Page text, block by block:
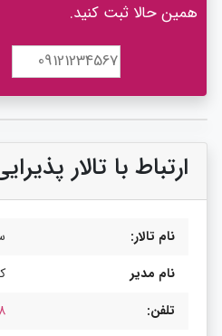
همین حالا ثبت کنید.
ارتباط با تالار
نام تالار:
نام مدیر
تلفن: